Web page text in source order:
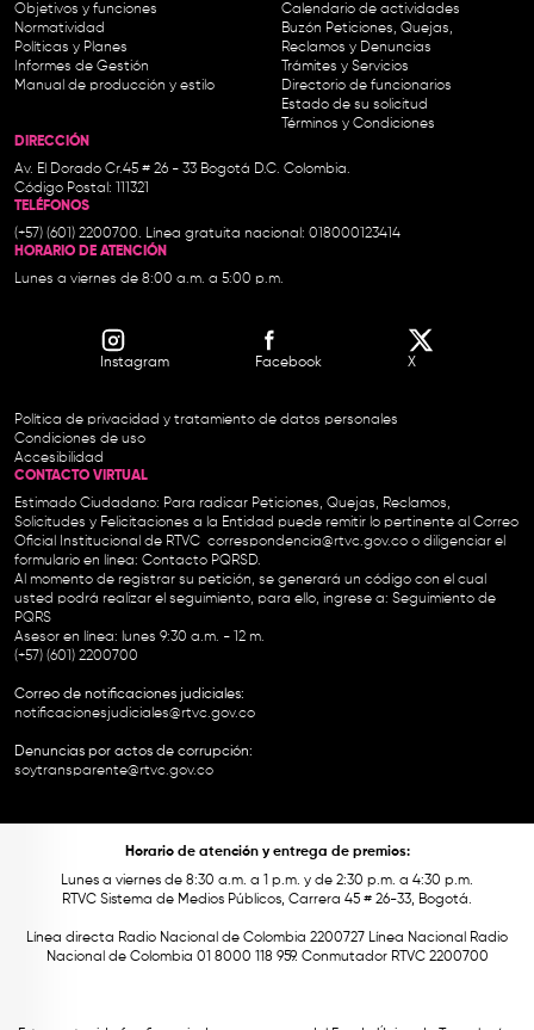
Objetivos y funciones
Normatividad
Políticas y Planes
Informes de Gestión
Manual de producción y estilo
Calendario de actividades
Buzón Peticiones, Quejas,
Reclamos y Denuncias
Trámites y Servicios
Directorio de funcionarios
Estado de su solicitud
Términos y Condiciones
DIRECCIÓN
Av. El Dorado Cr.45 # 26 - 33 Bogotá D.C. Colombia.
Código Postal: 111321
TELÉFONOS
(+57) (601) 2200700. Línea gratuita nacional: 018000123414
HORARIO DE ATENCIÓN
Lunes a viernes de 8:00 a.m. a 5:00 p.m.
Instagram Facebook X
Política de privacidad y tratamiento de datos personales
Condiciones de uso
Accesibilidad
CONTACTO VIRTUAL
Estimado Ciudadano: Para radicar Peticiones, Quejas, Reclamos,
Solicitudes y Felicitaciones a la Entidad puede remitir lo pertinente al Correo
Oficial Institucional de RTVC correspondencia@rtvc.gov.co o diligenciar el
formulario en línea: Contacto PQRSD.
Al momento de registrar su petición, se generará un código con el cual
usted podrá realizar el seguimiento, para ello, ingrese a: Seguimiento de
PQRS
Asesor en línea: lunes 9:30 a.m. - 12 m.
(+57) (601) 2200700
Correo de notificaciones judiciales:
notificacionesjudiciales@rtvc.gov.co
Denuncias por actos de corrupción:
soytransparente@rtvc.gov.co
Horario de atención y entrega de premios:
Lunes a viernes de 8:30 a.m. a 1 p.m. y de 2:30 p.m. a 4:30 p.m.
RTVC Sistema de Medios Públicos, Carrera 45 # 26-33, Bogotá.
Línea directa Radio Nacional de Colombia 2200727 Línea Nacional Radio
Nacional de Colombia 01 8000 118 959. Conmutador RTVC 2200700